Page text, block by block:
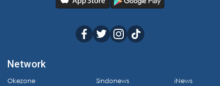
Network
Okezone
Sindonews
iNews